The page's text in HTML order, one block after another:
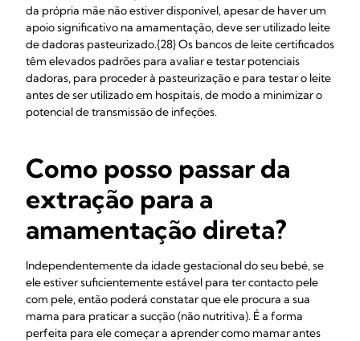
da própria mãe não estiver disponível, apesar de haver um
apoio significativo na amamentação, deve ser utilizado leite
de dadoras pasteurizado.{28} Os bancos de leite certificados
têm elevados padrões para avaliar e testar potenciais
dadoras, para proceder à pasteurização e para testar o leite
antes de ser utilizado em hospitais, de modo a minimizar o
potencial de transmissão de infeções.
Como posso passar da
extração para a
amamentação direta?
Independentemente da idade gestacional do seu bebé, se
ele estiver suficientemente estável para ter contacto pele
com pele, então poderá constatar que ele procura a sua
mama para praticar a sucção (não nutritiva). É a forma
perfeita para ele começar a aprender como mamar antes